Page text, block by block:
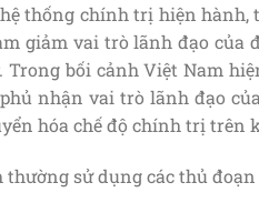
thống chính trị hiện hành,
giảm vai trò lãnh đạo của
bối cảnh Việt Nam
nhận vai trò lãnh đạo
hóa chế độ chính trị trên
sử dụng các thủ